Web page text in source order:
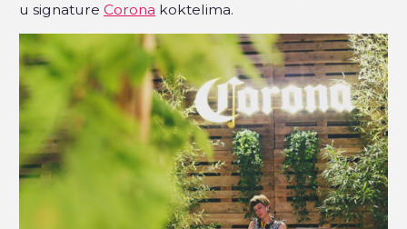
u signature Corona koktelima.